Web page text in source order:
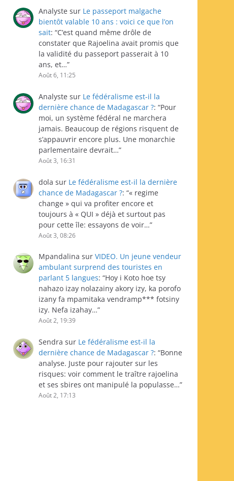
Analyste sur Le passeport malgache
bientôt valable 10 ans : voici ce que l’on
sait: “C’est quand même drôle de
constater que Rajoelina avait promis que
la validité du passeport passerait à 10
ans, et…”
Août 6, 11:25
Analyste sur Le fédéralisme est-il la
dernière chance de Madagascar ?: “Pour
moi, un système fédéral ne marchera
jamais. Beaucoup de régions risquent de
s’appauvrir encore plus. Une monarchie
parlementaire devrait…”
Août 3, 16:31
dola sur Le fédéralisme est-il la dernière
chance de Madagascar ?: “« regime
change » qui va profiter encore et
toujours à « QUI » déjà et surtout pas
pour cette île: essayons de voir…”
Août 3, 08:26
Mpandalina sur VIDEO. Un jeune vendeur
ambulant surprend des touristes en
parlant 5 langues: “Hoy i Koto hoe tsy
nahazo izay nolazainy akory izy, ka porofo
izany fa mpamitaka vendramp*** fotsiny
izy. Nefa izahay…”
Août 2, 19:39
Sendra sur Le fédéralisme est-il la
dernière chance de Madagascar ?: “Bonne
analyse. Juste pour rajouter sur les
risques: voir comment le traître rajoelina
et ses sbires ont manipulé la populasse…”
Août 2, 17:13